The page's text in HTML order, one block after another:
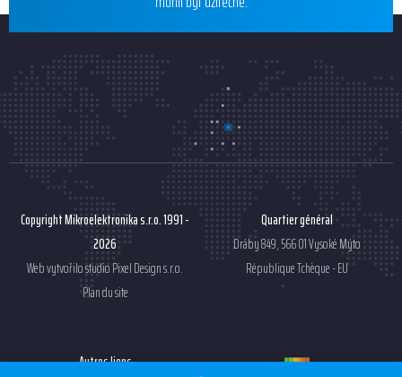
Copyright Mikroelektronika s.r.o. 1991 -
2026
Web vytvořilo studioPixel Design s.r.o.
Plan du site
Quartier général
Dráby 849, 566 01 Vysoké Mýto
République Tchèque - EU
Autres liens